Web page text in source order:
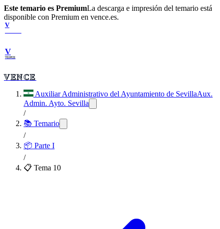
Este temario es PremiumLa descarga e impresión del temario está
disponible con Premium en vence.es.
V
V
VENCE
VENCE
Auxiliar Administrativo del Ayuntamiento de SevillaAux.
Admin. Ayto. Sevilla
/
📚 Temario
/
📦 Parte I
/
📋 Tema 10